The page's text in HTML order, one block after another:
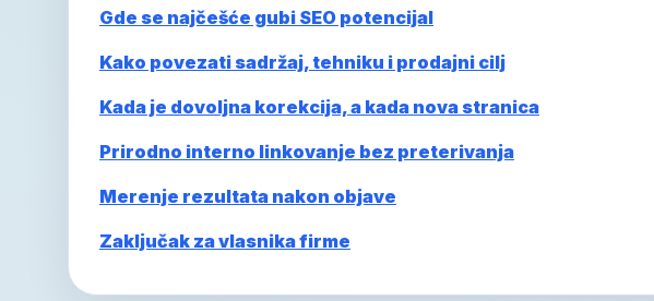
Gde se najčešće gubi SEO potencijal
Kako povezati sadržaj, tehniku i prodajni cilj
Kada je dovoljna korekcija, a kada nova stranica
Prirodno interno linkovanje bez preterivanja
Merenje rezultata nakon objave
Zaključak za vlasnika firme